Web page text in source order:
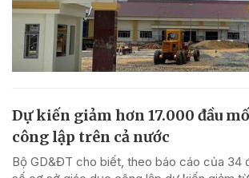
Dự kiến giảm hơn 17.000 đầu
công lập trên cả nước
Bộ GD&ĐT cho biết, theo báo cáo của 34